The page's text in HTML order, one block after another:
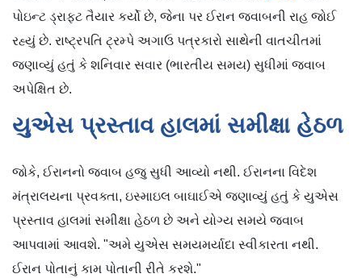
પોઇન્ટ ડ્રાફ્ટ તૈયાર કર્યો છે, જેના પર ઈરાન જવાબની રાહ જોઈ
રહ્યું છે. રાષ્ટ્રપતિ ટ્રમ્પે અગાઉ પત્રકારો સાથેની વાતચીતમાં
જણાવ્યું હતું કે શનિવાર સવાર (ભારતીય સમય) સુધીમાં જવાબ
અપેક્ષિત છે.
યુએસ પ્રસ્તાવ હાલમાં સમીક્ષા હેઠળ
જોકે, ઈરાનનો જવાબ હજુ સુધી આવ્યો નથી. ઈરાનના વિદેશ
મંત્રાલયના પ્રવક્તા, ઇસ્માઇલ બાઘાઈએ જણાવ્યું હતું કે યુએસ
પ્રસ્તાવ હાલમાં સમીક્ષા હેઠળ છે અને યોગ્ય સમયે જવાબ
આપવામાં આવશે. "અમે યુએસ સમયમર્યાદા સ્વીકારતા નથી.
ઈરાન પોતાનું કામ પોતાની રીતે કરશે."